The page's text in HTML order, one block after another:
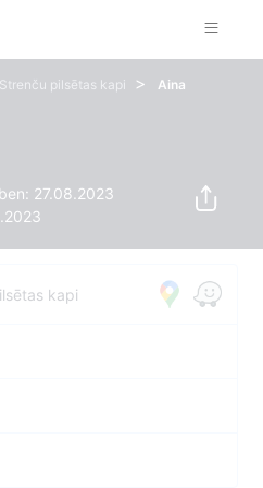
Strenču pilsētas kapi >
Aina
27.08.2023
kapi